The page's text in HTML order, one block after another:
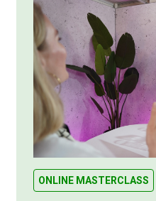
ONLINE MASTERCLASS